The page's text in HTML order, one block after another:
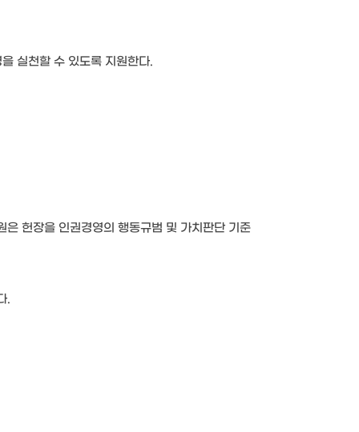
실천할 수 있도록 지원한다.
헌장을 인권경영의 행동규범 및 가치판단 기준
.